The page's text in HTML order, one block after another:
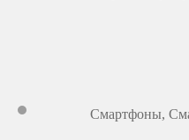
Смартфоны,